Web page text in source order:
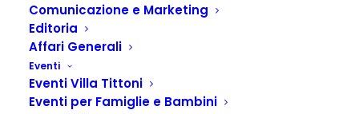
Comunicazione e Marketing
Editoria
Affari Generali
Eventi
Eventi Villa Tittoni
Eventi per Famiglie e Bambini
Home
Formazione a catalogo
Archive by Category "Formazione Educatori Scolastica"